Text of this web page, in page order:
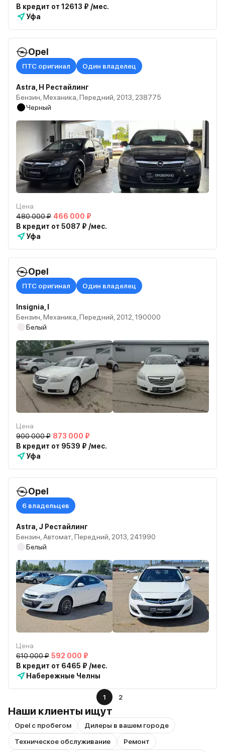
В кредит от 12613 ₽ /мес.
Уфа
Opel
ПТС оригинал Один владелец
Astra, H Рестайлинг
Бензин, Механика, Передний, 2013, 238775
Черный
Цена
480 000 ₽ 466 000 ₽
В кредит от 5087 ₽ /мес.
Уфа
Opel
ПТС оригинал Один владелец
Insignia, I
Бензин, Механика, Передний, 2012, 190000
Белый
Цена
900 000 ₽ 873 000 ₽
В кредит от 9539 ₽ /мес.
Уфа
Opel
6 владельцев
Astra, J Рестайлинг
Бензин, Автомат, Передний, 2013, 241990
Белый
Цена
610 000 ₽ 592 000 ₽
В кредит от 6465 ₽ /мес.
Набережные Челны
1 2
Наши клиенты ищут
Opel с пробегом
Дилеры в вашем городе
Техническое обслуживание
Ремонт